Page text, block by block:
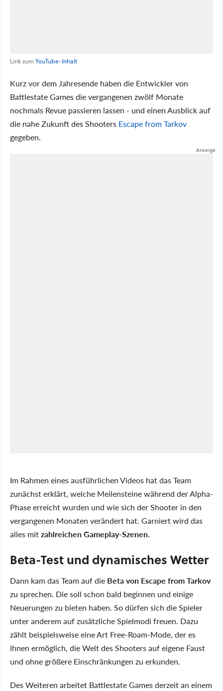
Link zum YouTube-Inhalt
Kurz vor dem Jahresende haben die Entwickler von
Battlestate Games die vergangenen zwölf Monate
nochmals Revue passieren lassen - und einen Ausblick auf
die nahe Zukunft des Shooters Escape from Tarkov
gegeben.
Im Rahmen eines ausführlichen Videos hat das Team
zunächst erklärt, welche Meilensteine während der Alpha-
Phase erreicht wurden und wie sich der Shooter in den
vergangenen Monaten verändert hat. Garniert wird das
alles mitzahlreichen Gameplay-Szenen.
Beta-Test und dynamisches Wetter
Dann kam das Team auf die Beta von Escape from Tarkov
zu sprechen. Die soll schon bald beginnen und einige
Neuerungen zu bieten haben. So dürfen sich die Spieler
unter anderem auf zusätzliche Spielmodi freuen. Dazu
zählt beispielsweise eine Art Free-Roam-Mode, der es
ihnen ermöglich, die Welt des Shooters auf eigene Faust
und ohne größere Einschränkungen zu erkunden.
Des Weiteren arbeitet Battlestate Games derzeit an einem